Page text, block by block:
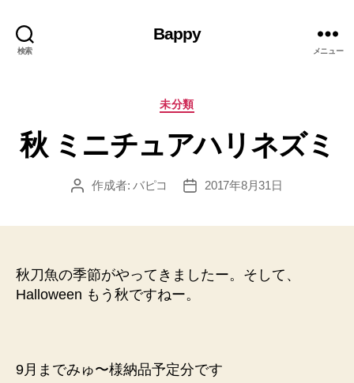
検索
Bappy
メニュー
カ
ゴ
リ
未分類
秋 ミニチュアハリネズミ
投
作成者: バピコ
投
2017年8月31日
秋刀魚の季節がやってきましたー。そして、
Halloween もう秋ですねー。
9月までみゅ〜様納品予定分です